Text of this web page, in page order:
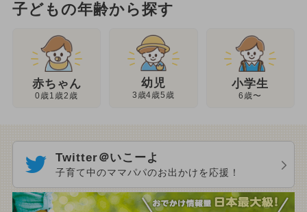
子どもの年齢から探す
赤ちゃん
0歳1歳2歳
幼児
3歳4歳5歳
小学生
6歳〜
Twitter＠いこーよ
子育て中のママパパのお出かけを応援！